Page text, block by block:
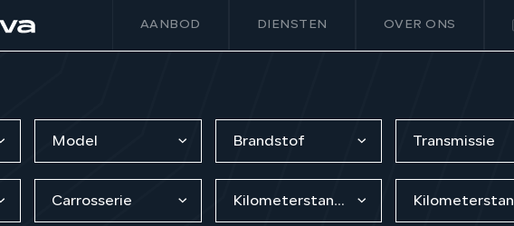
AANBOD DIENSTEN OVER ONS
Model Brandstof Transmissie
Carrosserie Kilometerstand van